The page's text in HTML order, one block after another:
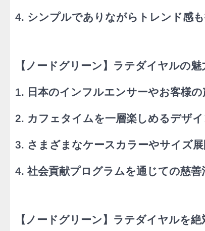
4. シンプルでありながらトレンド感
【ノードグリーン】​ラテダイヤルの魅
1. 日本のインフルエンサーやお客様
2. カフェタイムを一層楽しめるデザイ
3. さまざまなケースカラーやサイズ
4. 社会貢献プログラムを通じての慈善
【ノードグリーン】​ラテダイヤルを